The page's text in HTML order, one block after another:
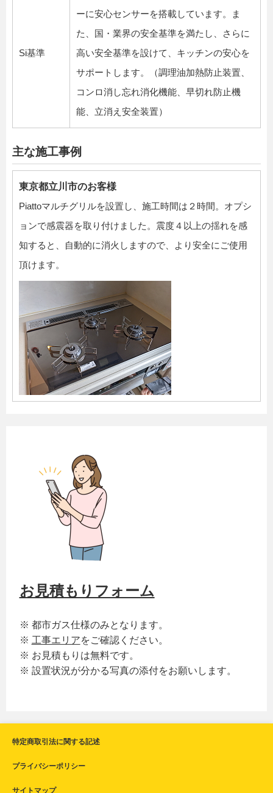
Si基準
ーに安心センサーを搭載しています。ま
た、国・業界の安全基準を満たし、さらに
高い安全基準を設けて、キッチンの安心を
サポートします。（調理油加熱防止装置、
コンロ消し忘れ消化機能、早切れ防止機
能、立消え安全装置）
主な施工事例
東京都立川市のお客様
Piattoマルチグリルを設置し、施工時間は２時間。オプシ
ョンで感震器を取り付けました。震度４以上の揺れを感
知すると、自動的に消火しますので、より安全にご使用
頂けます。
お見積もりフォーム
※ 都市ガス仕様のみとなります。
※ 工事エリアをご確認ください。
※ お見積もりは無料です。
※ 設置状況が分かる写真の添付をお願いします。
特定商取引法に関する記述
プライバシーポリシー
サイトマップ